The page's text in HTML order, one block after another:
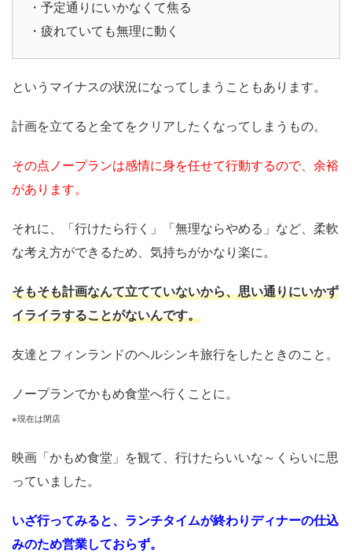
・予定通りにいかなくて焦る
・疲れていても無理に動く
というマイナスの状況になってしまうこともあります。
計画を立てると全てをクリアしたくなってしまうもの。
その点ノープランは感情に身を任せて行動するので、余裕
があります。
それに、「行けたら行く」「無理ならやめる」など、柔軟
な考え方ができるため、気持ちがかなり楽に。
そもそも計画なんて立てていないから、思い通りにいかず
イライラすることがないんです。
友達とフィンランドのヘルシンキ旅行をしたときのこと。
ノープランでかもめ食堂へ行くことに。
※現在は閉店
映画「かもめ食堂」を観て、行けたらいいな～くらいに思
っていました。
いざ行ってみると、ランチタイムが終わりディナーの仕込
みのため営業しておらず。